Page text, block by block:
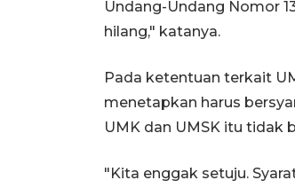
Undang-Undang Nomor
hilang," katanya.
Pada ketentuan terkait
menetapkan harus
UMK dan UMSK itu tidak
"Kita enggak setuju.